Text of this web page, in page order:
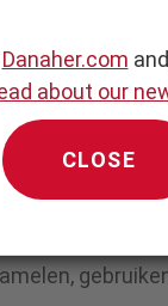
die wij
Dit
Staten of
informatie
Danaher.com and
about our
CLOSE